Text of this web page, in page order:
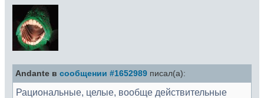
Andante в сообщении #1652989 писал(а):
Рациональные, целые, вообще действительные